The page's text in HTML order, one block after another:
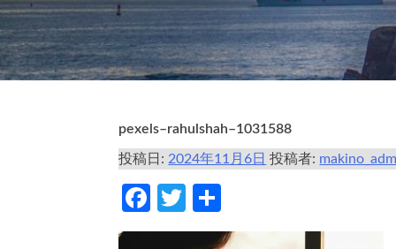
pexels–rahulshah–1031588
投稿日:2024年11月6日 投稿者:
Facebook
Twitter
有